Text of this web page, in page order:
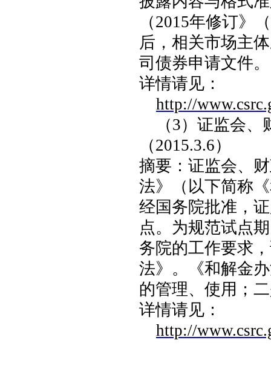
（2015年修订》
后，相关市场主
司债券申请文件。
详情请见：
http://
（3）证监会、
（2015.3.6）
摘要：证监会、
法》（以下简称
经国务院批准，
点。为规范试点
务院的工作要求
法》。《和解金
的管理、使用；
详情请见：
http://